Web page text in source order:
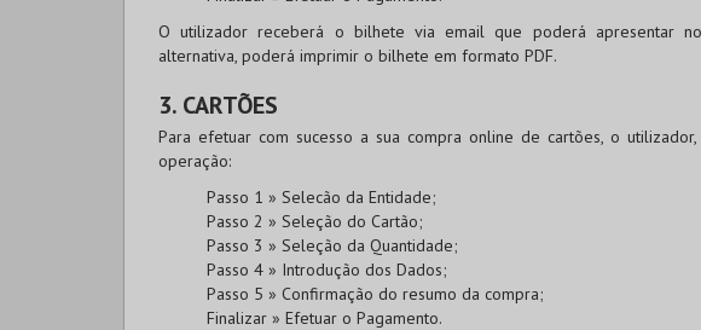
O utilizador receberá o bilhete via email que poderá apresentar
alternativa, poderá imprimir o bilhete em formato PDF.
3. CARTÕES
Para efetuar com sucesso a sua compra online de cartões, o
operação:
Passo 1 » Selecão da Entidade;
Passo 2 » Seleção do Cartão;
Passo 3 » Seleção da Quantidade;
Passo 4 » Introdução dos Dados;
Passo 5 » Confirmação do resumo da compra;
Finalizar » Efetuar o Pagamento.